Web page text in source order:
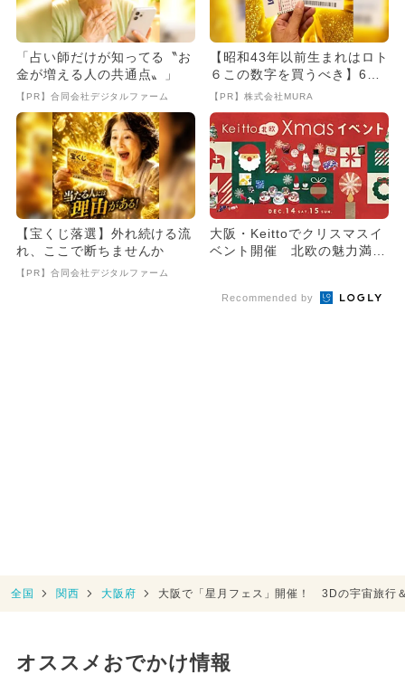
「占い師だけが知ってる〝お
金が増える人の共通点〟」
【PR】合同会社デジタルファーム
【昭和43年以前生まれはロト
６この数字を買うべき】6つ
の数字が「完全一致」する
【PR】株式会社MURA
【宝くじ落選】外れ続ける流
れ、ここで断ちませんか
【PR】合同会社デジタルファーム
大阪・Keittoでクリスマスイ
ベント開催 北欧の魅力満載
Recommended by
全国 関西 大阪府 大阪で「星月フェス」開催！ 3Dの宇宙旅行
オススメおでかけ情報